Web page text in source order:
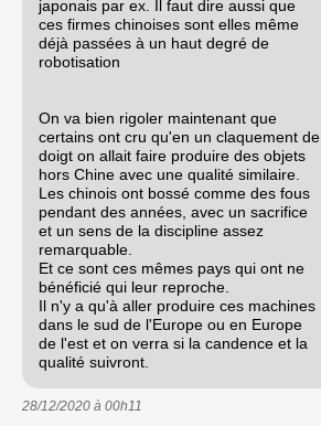
japonais par ex. Il faut dire aussi que
ces firmes chinoises sont elles même
déjà passées à un haut degré de
robotisation
On va bien rigoler maintenant que
certains ont cru qu'en un claquement de
doigt on allait faire produire des objets
hors Chine avec une qualité similaire.
Les chinois ont bossé comme des fous
pendant des années, avec un sacrifice
et un sens de la discipline assez
remarquable.
Et ce sont ces mêmes pays qui ont ne
bénéficié qui leur reproche.
Il n'y a qu'à aller produire ces machines
dans le sud de l'Europe ou en Europe
de l'est et on verra si la candence et la
qualité suivront.
28/12/2020 à 00h11